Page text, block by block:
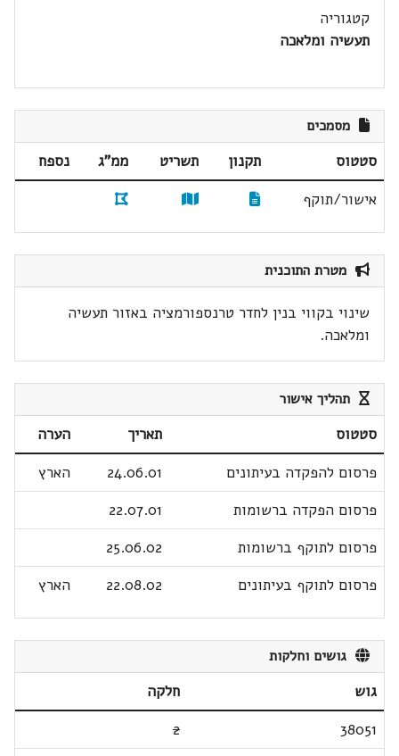
קטגוריה
תעשיה ומלאכה
מסמכים
סטטוס תקנון תשריט ממ"ג
נספח
אישור/תוקף
מטרת התוכנית
שינוי בקווי בנין לחדר טרנספורמציה באזור תעשיה
ומלאכה.
תהליך אישור
סטטוס תאריך
הערה
פרסום להפקדה בעיתונים
24.06.01
הארץ
פרסום הפקדה ברשומות
22.07.01
פרסום לתוקף ברשומות
25.06.02
פרסום לתוקף בעיתונים
22.08.02 הארץ
גושים וחלקות
גוש
חלקה
38051
2